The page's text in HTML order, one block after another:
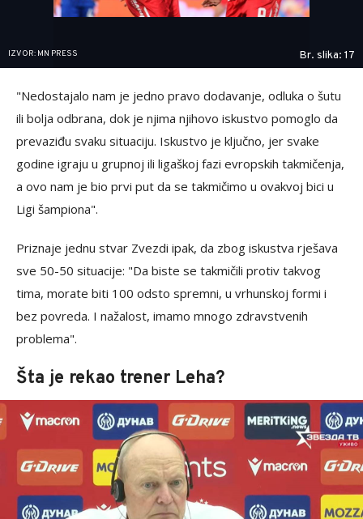
IZVOR: MN PRESS Br. slika: 17
"Nedostajalo nam je jedno pravo dodavanje, odluka o šutu
ili bolja odbrana, dok je njima njihovo iskustvo pomoglo da
prevaziđu svaku situaciju. Iskustvo je ključno, jer svake
godine igraju u grupnoj ili ligaškoj fazi evropskih takmičenja,
a ovo nam je bio prvi put da se takmičimo u ovakvoj bici u
Ligi šampiona".
Priznaje jednu stvar Zvezdi ipak, da zbog iskustva rješava
sve 50-50 situacije: "Da biste se takmičili protiv takvog
tima, morate biti 100 odsto spremni, u vrhunskoj formi i
bez povreda. I nažalost, imamo mnogo zdravstvenih
problema".
Šta je rekao trener Leha?